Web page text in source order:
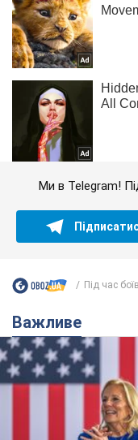
Ми в Telegram!
Під час
Важливе